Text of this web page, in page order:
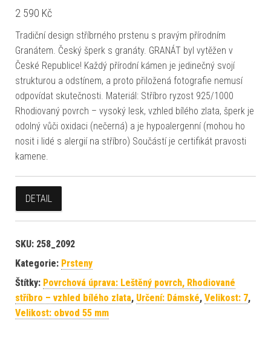
2 590 Kč
Tradiční design stříbrného prstenu s pravým přírodním
Granátem. Český šperk s granáty. GRANÁT byl vytěžen v
České Republice! Každý přírodní kámen je jedinečný svojí
strukturou a odstínem, a proto přiložená fotografie nemusí
odpovídat skutečnosti. Materiál: Stříbro ryzost 925/1000
Rhodiovaný povrch – vysoký lesk, vzhled bílého zlata, šperk je
odolný vůči oxidaci (nečerná) a je hypoalergenní (mohou ho
nosit i lidé s alergií na stříbro) Součástí je certifikát pravosti
kamene.
DETAIL
SKU: 258_2092
Kategorie: Prsteny
Štítky: Povrchová úprava: Leštěný povrch, Rhodiované
stříbro – vzhled bílého zlata, Určení: Dámské, Velikost: 7,
Velikost: obvod 55 mm